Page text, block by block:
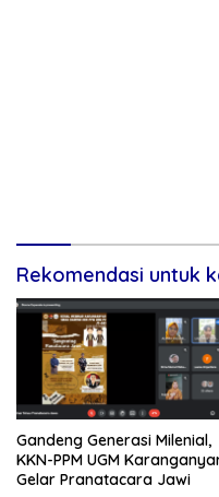
Rekomendasi untuk
Gandeng Generasi Milenial,
KKN-PPM UGM
Gelar Pranatacara Jawi